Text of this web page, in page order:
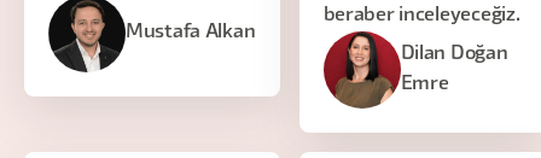
Mustafa Alkan
beraber inceleyeceğiz.
Dilan Doğan
Emre